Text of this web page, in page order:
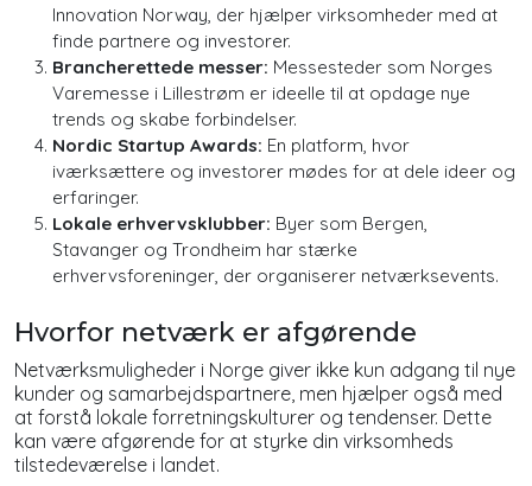
Innovation Norway, der hjælper virksomheder med at
finde partnere og investorer.
Brancherettede messer: Messesteder som Norges
Varemesse i Lillestrøm er ideelle til at opdage nye
trends og skabe forbindelser.
Nordic Startup Awards: En platform, hvor
iværksættere og investorer mødes for at dele ideer og
erfaringer.
Lokale erhvervsklubber: Byer som Bergen,
Stavanger og Trondheim har stærke
erhvervsforeninger, der organiserer netværksevents.
Hvorfor netværk er afgørende
Netværksmuligheder i Norge giver ikke kun adgang til nye
kunder og samarbejdspartnere, men hjælper også med
at forstå lokale forretningskulturer og tendenser. Dette
kan være afgørende for at styrke din virksomheds
tilstedeværelse i landet.